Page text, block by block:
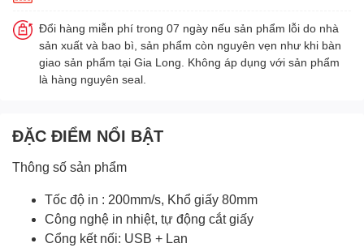
Đổi hàng miễn phí trong 07 ngày nếu sản phẩm lỗi do nhà
sản xuất và bao bì, sản phẩm còn nguyên vẹn như khi bàn
giao sản phẩm tại Gia Long. Không áp dụng với sản phẩm
là hàng nguyên seal.
ĐẶC ĐIỂM NỔI BẬT
Thông số sản phẩm
Tốc độ in : 200mm/s, Khổ giấy 80mm
Công nghệ in nhiệt, tự động cắt giấy
Cổng kết nối: USB + Lan